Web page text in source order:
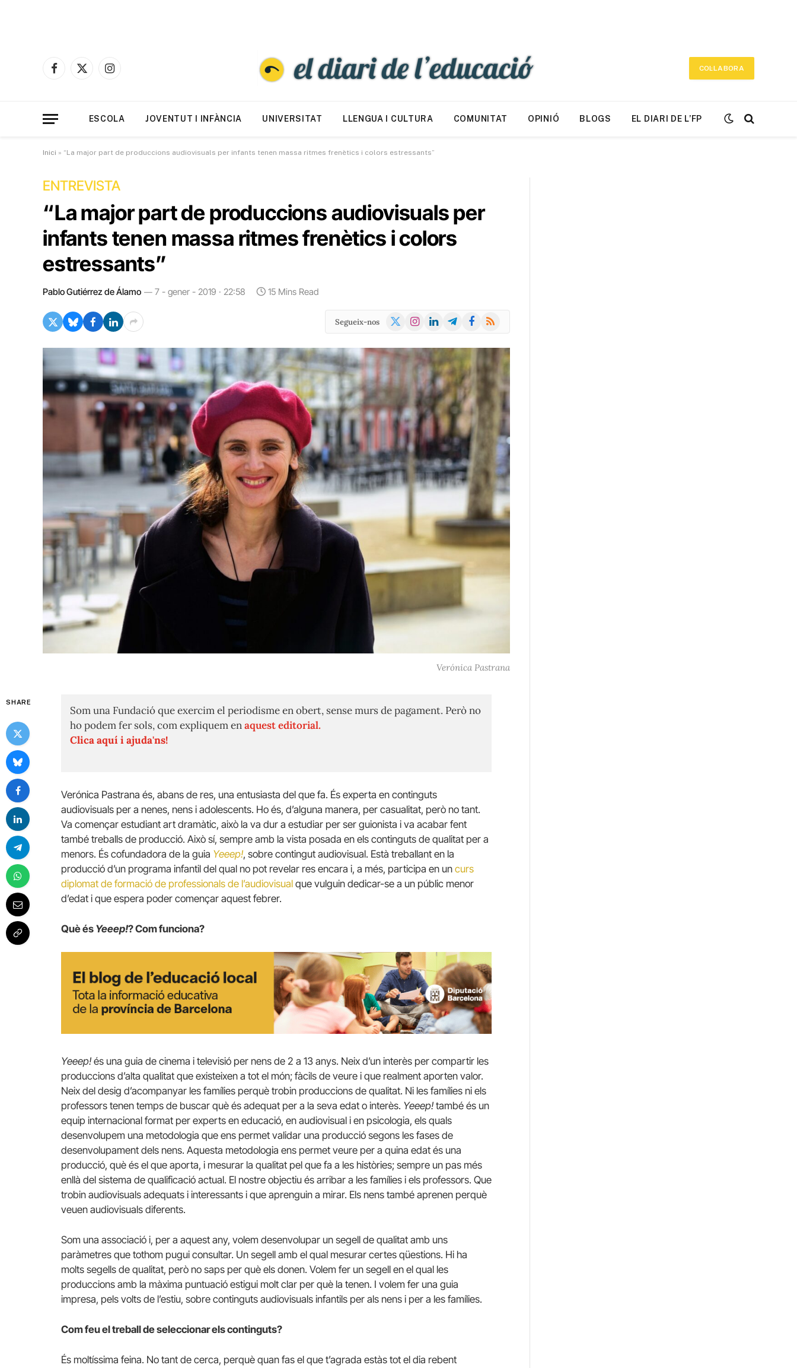
Facebook
X
Instagram
COL·LABORA
ESCOLA JOVENTUT I INFÀNCIA UNIVERSITAT LLENGUA I CULTURA COMUNITAT OPINIÓ BLOGS EL DIARI DE L’FP
Inici » “La major part de produccions audiovisuals per infants tenen massa ritmes frenètics i colors estressants”
ENTREVISTA
“La major part de produccions audiovisuals per
infants tenen massa ritmes frenètics i colors
estressants”
Pablo Gutiérrez de Álamo 7 - gener - 2019 · 22:58 15 Mins Read
Segueix-nos
X
Instagram
LinkedInTelegramFacebook
RSS
Verónica Pastrana
SHARE
Som una Fundació que exercim el periodisme en obert, sense murs de pagament. Però no
ho podem fer sols, com expliquem enaquest editorial.
Clica aquí i ajuda'ns!
Verónica Pastrana és, abans de res, una entusiasta del que fa. És experta en continguts
audiovisuals per a nenes, nens i adolescents. Ho és, d’alguna manera, per casualitat, però no tant.
Va començar estudiant art dramàtic, això la va dur a estudiar per ser guionista i va acabar fent
també treballs de producció. Això sí, sempre amb la vista posada en els continguts de qualitat per a
menors. És cofundadora de la guia Yeeep!, sobre contingut audiovisual. Està treballant en la
producció d’un programa infantil del qual no pot revelar res encara i, a més, participa en un curs
diplomat de formació de professionals de l’audiovisual que vulguin dedicar-se a un públic menor
d’edat i que espera poder començar aquest febrer.
Què és Yeeep!? Com funciona?
Yeeep! és una guia de cinema i televisió per nens de 2 a 13 anys. Neix d’un interès per compartir les
produccions d’alta qualitat que existeixen a tot el món; fàcils de veure i que realment aporten valor.
Neix del desig d’acompanyar les famílies perquè trobin produccions de qualitat. Ni les famílies ni els
professors tenen temps de buscar què és adequat per a la seva edat o interès. Yeeep! també és un
equip internacional format per experts en educació, en audiovisual i en psicologia, els quals
desenvolupem una metodologia que ens permet validar una producció segons les fases de
desenvolupament dels nens. Aquesta metodologia ens permet veure per a quina edat és una
producció, què és el que aporta, i mesurar la qualitat pel que fa a les històries; sempre un pas més
enllà del sistema de qualificació actual. El nostre objectiu és arribar a les famílies i els professors. Que
trobin audiovisuals adequats i interessants i que aprenguin a mirar. Els nens també aprenen perquè
veuen audiovisuals diferents.
Som una associació i, per a aquest any, volem desenvolupar un segell de qualitat amb uns
paràmetres que tothom pugui consultar. Un segell amb el qual mesurar certes qüestions. Hi ha
molts segells de qualitat, però no saps per què els donen. Volem fer un segell en el qual les
produccions amb la màxima puntuació estigui molt clar per què la tenen. I volem fer una guia
impresa, pels volts de l’estiu, sobre continguts audiovisuals infantils per als nens i per a les famílies.
Com feu el treball de seleccionar els continguts?
És moltíssima feina. No tant de cerca, perquè quan fas el que t’agrada estàs tot el dia rebent